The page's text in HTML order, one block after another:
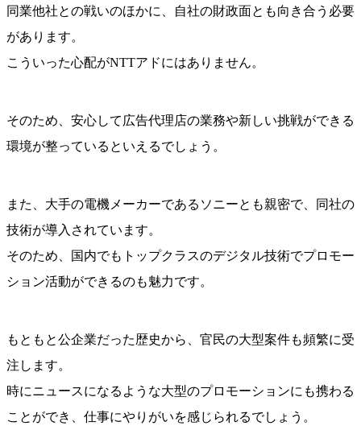
同業他社との戦いのほかに、自社の財政面とも向き合う必要
があります。
こういった心配がNTTアドにはありません。
そのため、安心して広告代理店の業務や新しい挑戦ができる
環境が整っているといえるでしょう。
また、大手の電機メーカーであるソニーとも親密で、同社の
技術が導入されています。
そのため、国内でもトップクラスのデジタル技術でプロモー
ション活動ができるのも魅力です。
もともと公企業だった歴史から、官民の大型案件も頻繁に受
注します。
時にニュースになるような大型のプロモーションにも携わる
ことができ、仕事にやりがいを感じられるでしょう。